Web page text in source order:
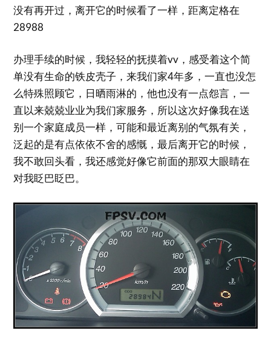
没有再开过，离开它的时候看了一样，距离定格在
28988
办理手续的时候，我轻轻的抚摸着vv，感受着这个简
单没有生命的铁皮壳子，来我们家4年多，一直也没怎
么特殊照顾它，日晒雨淋的，他也没有一点怨言，一
直以来兢兢业业为我们家服务，所以这次好像我在送
别一个家庭成员一样，可能和最近离别的气氛有关，
泛起的是有点依依不舍的感慨，最后离开它的时候，
我不敢回头看，我还感觉好像它前面的那双大眼睛在
对我眨巴眨巴。